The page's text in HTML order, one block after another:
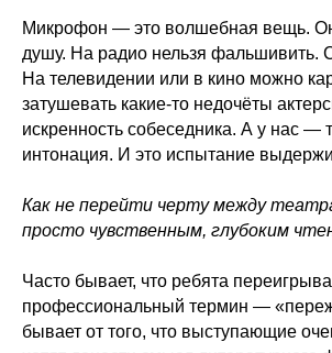
Микрофон — это волшебная вещь.
душу. На радио нельзя фальшивить.
На телевидении или в кино можно
затушевать какие-то недочёты
искренность собеседника. А у нас —
интонация. И это испытание
Как не перейти черту между
просто чувственным, глубоким
Часто бывает, что ребята
профессиональный термин —
бывает от того, что выступающие